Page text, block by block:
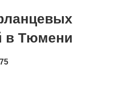
в Тюмени